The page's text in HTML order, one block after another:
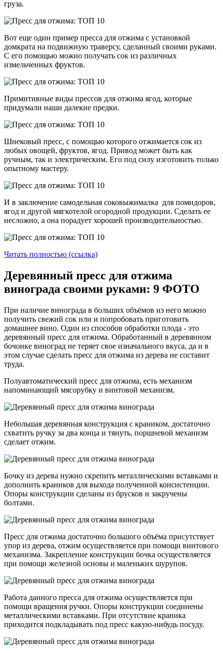
груза.
Вот еще один пример пресса для отжима с установкой
домкрата на подвижную траверсу, сделанный своими руками.
С его помощью можно получать сок из различных
измельченных фруктов.
Примитивные виды прессов для отжима ягод, которые
придумали наши далекие предки.
Шнековый пресс, с помощью которого отжимается сок из
любых овощей, фруктов, ягод. Привод может быть как
ручным, так и электрическим. Его под силу изготовить только
опытному мастеру.
И в заключение самодельная соковыжималка для помидоров,
ягод и другой мягкотелой огородной продукции. Сделать ее
несложно, а она порадует хорошей производительностью.
Читать полностью (ссылка)
Деревянный пресс для отжима
винограда своими руками: 9 ФОТО
При наличие винограда в больших объёмов из него можно
получить свежий сок или и попробовать приготовить
домашнее вино. Один из способов обработки плода - это
деревянный пресс для отжима. Обработанный в деревянном
бочонке виноград не теряет свое изначального вкуса, да и в
этом случае сделать пресс для отжима из дерева не составит
труда.
Полуавтоматический пресс для отжима, есть механизм
напоминающий мясорубку и винтовой механизм.
Небольшая деревянная конструкция с краником, достаточно
схватить ручку за два конца и тянуть, поршневой механизм
сделает отжим.
Бочку из дерева нужно скрепить металлическими вставками и
дополнить краников для выхода полученной консистенции.
Опоры конструкции сделаны из брусков и закручены
болтами.
Пресс для отжима достаточно большого объёма присутствует
упор из дерева, отжим осуществляется при помощи винтового
механизма. Закрепление конструкции бочка осуществляется
при помощи железной основы и маленьких шурупов.
Работа данного пресса для отжима осуществляется при
помощи вращения ручки. Опоры конструкции соединены
металлическими вставками. При отсутствие краника
приходится подкладывать под пресс какую-нибудь посуду.